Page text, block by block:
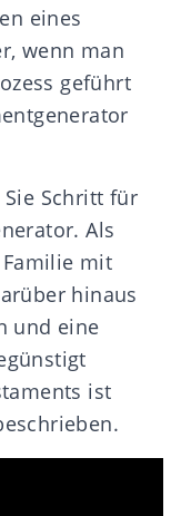
eines
wenn man
geführt
Schritt für
Als
mit
hinaus
und eine
ist